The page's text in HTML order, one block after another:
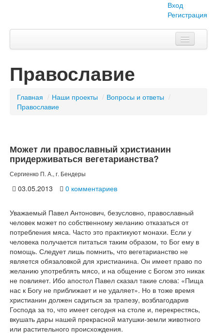
Вход
Регистрация
Тема номера
Объявления
Вопросы-ответы
О нас
Православие
Главная / Наши проекты / Вопросы и ответы /
Православие
Может ли православный христианин
придерживаться вегетарианства?
Сергиенко П. А., г. Бендеры
03.05.2013 0 комментариев
Уважаемый Павел Антонович, безусловно, православный
человек может по собственному желанию отказаться от
потребления мяса. Часто это практикуют монахи. Если у
человека получается питаться таким образом, то Бог ему в
помощь. Следует лишь помнить, что вегетарианство не
является обязаловкой для христианина. Он имеет право по
желанию употреблять мясо, и на общение с Богом это никак
не повлияет. Ибо апостол Павел сказал такие слова: «Пища
нас к Богу не приближает и не удаляет». Но в тоже время
христианин должен садиться за трапезу, возблагодарив
Господа за то, что имеет сегодня на столе и, перекрестясь,
вкушать дары нашей прекрасной матушки-земли животного
или растительного происхождения.